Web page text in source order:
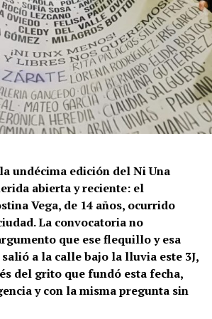
undécima edición del Ni Una
abierta y reciente: el
Vega, de 14 años, ocurrido
La convocatoria no
que ese flequillo y esa
a la calle bajo la lluvia este 3J,
del grito que fundó esta fecha,
y con la misma pregunta sin